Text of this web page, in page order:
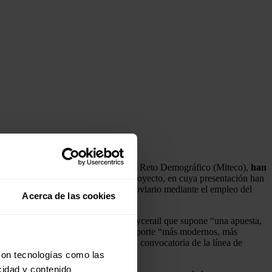
Acerca de las cookies
tecnologías como las
y contenido
para la Transición Ecológica y el Reto Demográfico (Miteco), han
de 2,5 millones de euros.
El proyecto, en cuya presentación han
del transporte ferroviario mediante el empleo del
ahí el desarrollo del proyecto Hycerail que supone “una apuesta,
en el futuro medios de transporte “más modernos, más
apoyado por el ITJ en su primera convocatoria de la línea de